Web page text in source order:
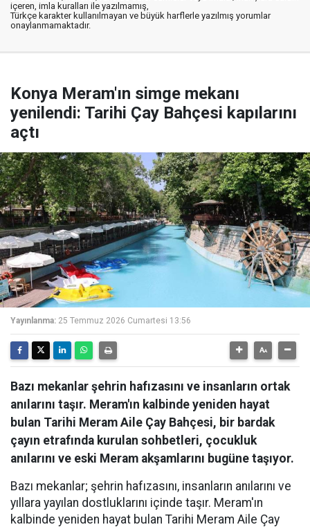
içeren, imla kuralları ile yazılmamış,
Türkçe karakter kullanılmayan ve büyük harflerle yazılmış yorumlar
onaylanmamaktadır.
Konya Meram'ın simge mekanı
yenilendi: Tarihi Çay Bahçesi kapılarını
açtı
Yayınlanma: 25 Temmuz 2026 Cumartesi 13:56
Bazı mekanlar şehrin hafızasını ve insanların ortak
anılarını taşır. Meram'ın kalbinde yeniden hayat
bulan Tarihi Meram Aile Çay Bahçesi, bir bardak
çayın etrafında kurulan sohbetleri, çocukluk
anılarını ve eski Meram akşamlarını bugüne taşıyor.
Bazı mekanlar; şehrin hafızasını, insanların anılarını ve
yıllara yayılan dostluklarını içinde taşır. Meram'ın
kalbinde yeniden hayat bulan Tarihi Meram Aile Çay